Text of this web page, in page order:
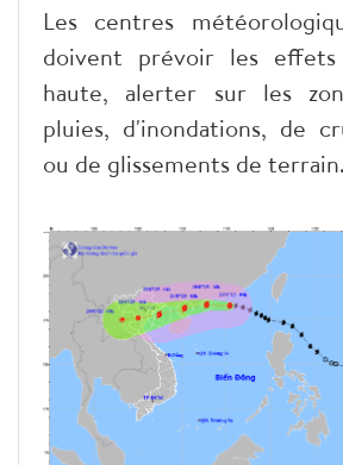
Les centres
doivent prévoir les
haute, alerter sur les
pluies, d'inondations, de
ou de glissements de terrain.